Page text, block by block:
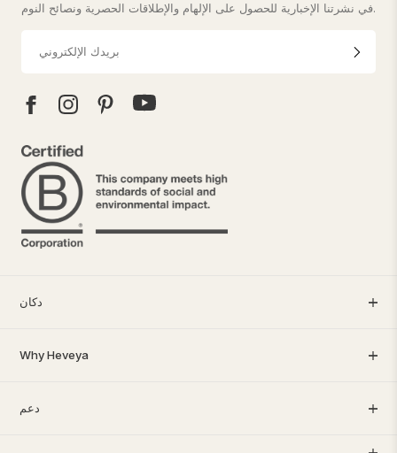
في نشرتنا الإخبارية للحصول على الإلهام والإطلاقات الحصرية ونصائح النوم.
دكان
Why Heveya
دعم